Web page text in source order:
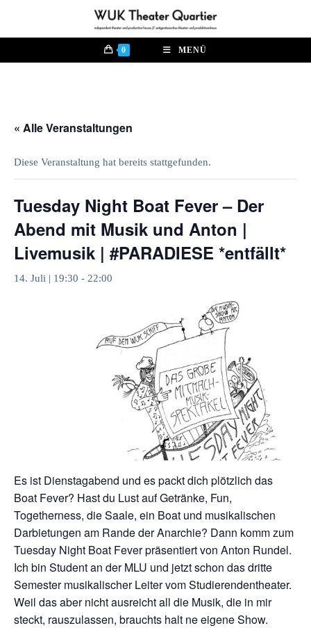
springen
0 MENÜ
« Alle Veranstaltungen
Diese Veranstaltung hat bereits stattgefunden.
Tuesday Night Boat Fever – Der
Abend mit Musik und Anton |
Livemusik | #PARADIESE *entfällt*
14. Juli | 19:30 - 22:00
Es ist Dienstagabend und es packt dich plötzlich das
Boat Fever? Hast du Lust auf Getränke, Fun,
Togetherness, die Saale, ein Boat und musikalischen
Darbietungen am Rande der Anarchie? Dann komm zum
Tuesday Night Boat Fever präsentiert von Anton Rundel.
Ich bin Student an der MLU und jetzt schon das dritte
Semester musikalischer Leiter vom Studierendentheater.
Weil das aber nicht ausreicht all die Musik, die in mir
steckt, rauszulassen, brauchts halt ne eigene Show.